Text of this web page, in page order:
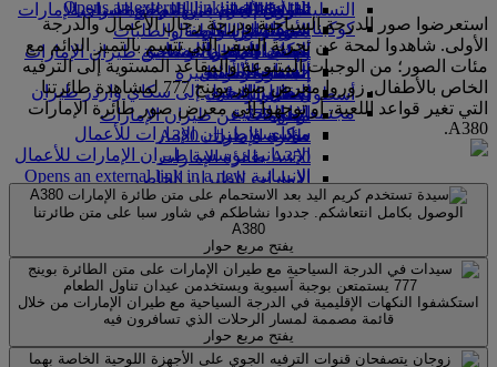
تناول الطعام في الدرجة السياحية
الممتازة
وجبات الدرجة السياحية
المشروبات
أسطول طائراتنا
بوينج 777
طائرة الإمارات A380
A350 طائرة الإمارات
الإمارات للطيران الخاص
توزيع المقاعد
السوق الحرة
متجرنا الرسمي
التسلية للأطفال
الترفيه عن الأطفال
ألعاب الأطفال
أنشطة للأطفال
in a new tab
كوكبنا
الاستدامة في العمليات
السياسة البيئية
التقارير البيئية
مجتمعاتنا المحلية
مؤسسة طيران الإمارات للأعمال
الإنسانيةمؤسسة طيران الإمارات للأعمال
الإنسانية Opens an external link in a new
tab
الرعاية
Opens an external link in a new tab
شركاؤنا
سكاي واردز رايل
حاسبة الأميال
تسجيل الدخول إلى سكاي واردز طيران
الإمارات
سكاي واردز+
السفر لأصحاب الهمم مع طيران الإمارات
المساعدة الخاصة والطلبات
تجربتكم على متن الطائرة
الأدوات والموارد
الهاتف المتحرك وتطبيق طيران الإمارات
إلغاء حجز أو تغييره
تعطل الرحلات
معلومات عن طيران الإمارات
استعرضوا صور الدرجة السياحية ودرجة رجال الأعمال والدرجة
الأولى. شاهدوا لمحة عن تجربة السفر التي تتسم بالتميز الدائم مع
مئات الصور؛ من الوجبات المتنوعة والمقاعد المستوية إلى الترفيه
الخاص بالأطفال. زوروا معرض صور بوينج 777 لمشاهدة طائرتنا
التي تغير قواعد اللعبة، أو توجهوا إلى معرض صور طائرة الإمارات
A380.
الوصول بكامل انتعاشكم. جددوا نشاطكم في شاور سبا على متن طائرتنا
A380
يفتح مربع حوار
استكشفوا النكهات الإقليمية في الدرجة السياحية مع طيران الإمارات من خلال
قائمة مصممة لمسار الرحلات الذي تسافرون فيه
يفتح مربع حوار